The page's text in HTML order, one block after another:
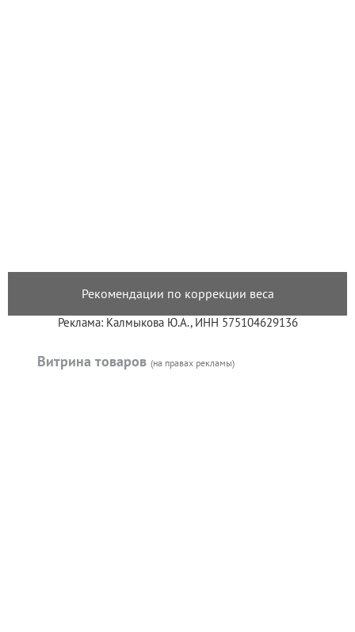
Рекомендации по коррекции веса
Реклама: Калмыкова Ю.А., ИНН 575104629136
Витрина товаров (на правах рекламы)